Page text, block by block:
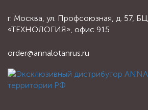
г. Москва, ул. Профсоюзная, д. 57, БЦ
«ТЕХНОЛОГИЯ», офис 915
order@annalotanrus.ru